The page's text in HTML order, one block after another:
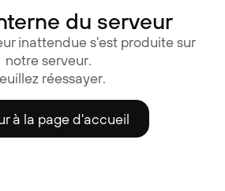
du serveur
inattendue s'est produite sur
notre serveur.
réessayer.
à la page d'accueil